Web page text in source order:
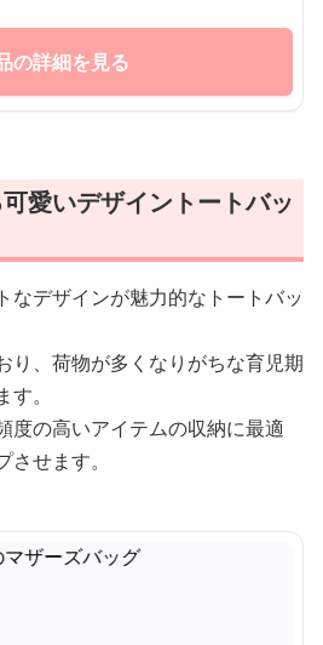
の詳細を見る
愛いデザイントートバッ
なデザインが魅力的なトートバッ
り、荷物が多くなりがちな育児期
。
度の高いアイテムの収納に最適
せます。